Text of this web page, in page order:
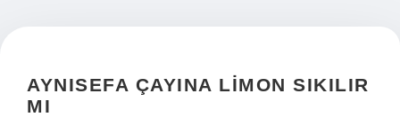
AYNISEFA ÇAYINA LIMON SIKILIR
MI